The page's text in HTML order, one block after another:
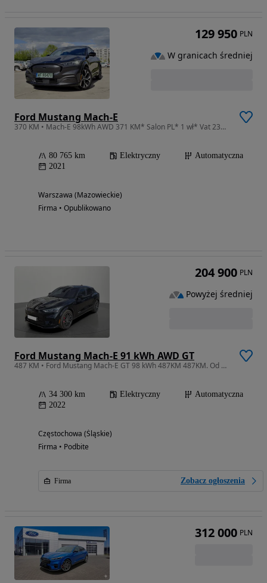
Ford Mustang Mach-E
370 KM • Mach-E 98kWh AWD 371 KM* Salon PL* 1 wł* Vat 23%* Skóra* Kamery 360*
80 765 km Elektryczny
Automatyczna
2021
Warszawa (Mazowieckie)
Firma • Opublikowano
129 950 PLN
W granicach średniej
Ford Mustang Mach-E 91 kWh AWD GT
487 KM • Ford Mustang Mach-E GT 98 kWh 487KM 487KM. Od Dealera.
34 300 km Elektryczny
Automatyczna
2022
Częstochowa (Śląskie)
Firma • Podbite
Firma Zobacz ogłoszenia
204 900 PLN
Powyżej średniej
312 000 PLN